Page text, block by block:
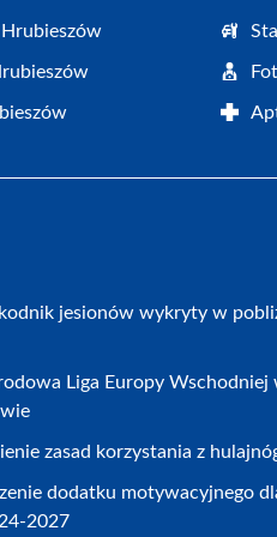
jesionów wykryty w
Liga Europy Wschodniej
zasad korzystania z
dodatku motywacyjnego
2027